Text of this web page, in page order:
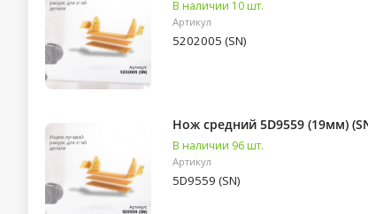
В наличии 10 шт.
Артикул
5202005 (SN)
Нож средний 5D9559 (19мм)
В наличии 96 шт.
Артикул
5D9559 (SN)